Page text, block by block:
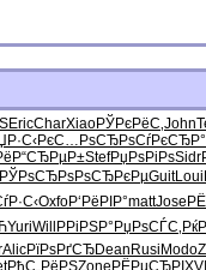
EricCharXiaoРЎРєРёС‚John
С…РѕСЂРѕСѓРєСЂР°
Р“СЂРµР±StefРџРѕРіРѕSidr
РЎРѕСЂРѕРѕСЂРєРµGuitLoui
OxfoР‘РёРІР°mattJose
YuriWill РРіРЅР° РџРѕСЃС‚
AlicРїРѕРґСЂDean Rusi Modo
РђС„РёРЅZone РЁРµСЂРІ